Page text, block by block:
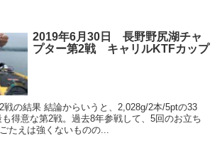
2019年6月30日 長野野尻湖チャ
プター第2戦 キャリルKTFカップ
戦の結果 結論からいうと、2,028g/2本/5ptの33
得意な第2戦。過去8年参戦して、5回のお立ち
たえは強くないものの...